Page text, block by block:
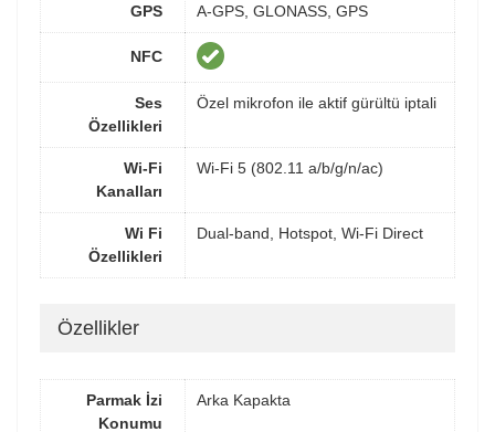
GPS A-GPS, GLONASS, GPS
NFC
Ses
Özellikleri
Özel mikrofon ile aktif gürültü iptali
Wi-Fi
Kanalları
Wi-Fi 5 (802.11 a/b/g/n/ac)
Wi Fi
Özellikleri
Dual-band, Hotspot, Wi-Fi Direct
Özellikler
Parmak İzi
Konumu
Arka Kapakta